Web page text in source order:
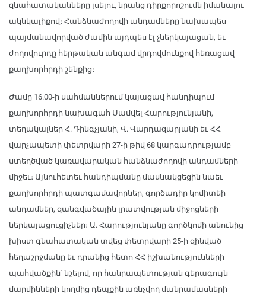
զնահատականները լսելու, նրանց դիրքորոշումն իմանալու
ակնկալիքով։ Հանձնաժողովի անդամները նախապես
պայմանավորված ժամին այդպես էլ չներկայացան, եւ
ժողովուրդը հերթական անգամ վրդովմունքով հեռացավ
քաղխորհրդի շենքից։
Ժամը 16.00-ի սահմաններում կայացավ հանդիպում
քաղխորհրդի նախագահ Սամվել Հարությունյանի,
տեղակալներ Հ. Դինգչյանի, Վ. Վարդազարյանի եւ ՀՀ
վարչապետի փետրվարի 27-ի թիվ 68 կարգադրությամբ
ստեղծված կառավարական հանձնաժողովի անդամների
միջեւ։ Այնուհետեւ հանդիպմանը մասնակցեցին նաեւ
քաղխորհրդի պատգամավորներ, գործադիր կոմիտեի
անդամներ, զանգվածային լրատվության միջոցների
ներկայացուցիչներ։ Ա. Հարությունյանը գործկոմի անունից
խիստ գնահատական տվեց փետրվարի 25-ի զինված
հեղաշրջմանը եւ դրանից հետո ՀՀ իշխանությունների
պահվածքին՝ նշելով, որ հանրապետության գերագույն
մարմինների կողմից դեպքին առնչվող մանրամասների